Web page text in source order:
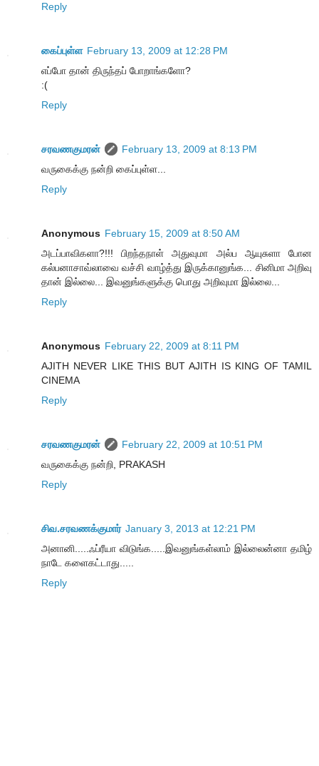
Reply
கைப்புள்ள February 13, 2009 at 12:28 PM
எப்போ தான் திருந்தப் போறாங்களோ?
:(
Reply
சரவணகுமரன்
February 13, 2009 at 8:13 PM
வருகைக்கு நன்றி கைப்புள்ள...
Reply
Anonymous February 15, 2009 at 8:50 AM
அடப்பாவிகளா?!!! பிறந்தநாள் அதுவுமா அல்ப ஆயுசுளா போன
கல்பனாசாவ்லாவை வச்சி வாழ்த்து இருக்கானுங்க... சினிமா அறிவு
தான் இல்லை... இவனுங்களுக்கு பொது அறிவுமா இல்லை...
Reply
Anonymous February 22, 2009 at 8:11 PM
AJITH NEVER LIKE THIS BUT AJITH IS KING OF TAMIL
CINEMA
Reply
சரவணகுமரன்
February 22, 2009 at 10:51 PM
வருகைக்கு நன்றி, PRAKASH
Reply
சிவ.சரவணக்குமார் January 3, 2013 at 12:21 PM
அனானி.....ஃப்ரீயா விடுங்க.....இவனுங்கள்லாம் இல்லைன்னா தமிழ்
நாடே களைகட்டாது.....
Reply